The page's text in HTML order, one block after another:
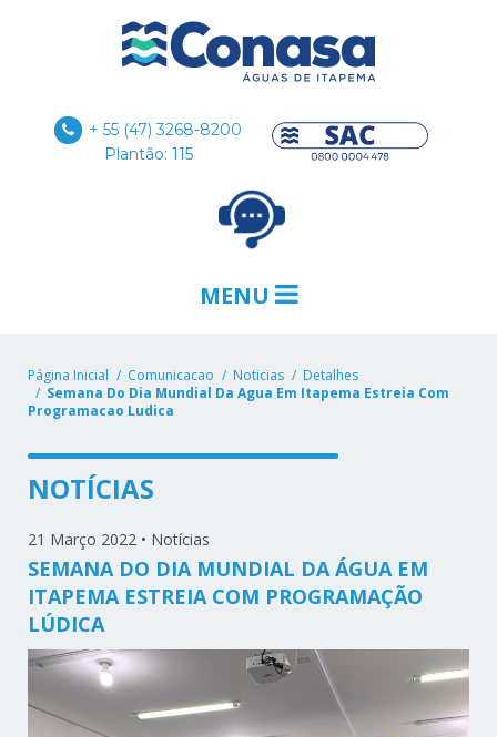
+ 55 (47) 3268-8200
Plantão: 115
MENU
Página Inicial Comunicacao Noticias
Detalhes
Semana Do Dia Mundial Da Agua Em Itapema Estreia Com
Programacao Ludica
NOTÍCIAS
21 Março 2022 • Notícias
SEMANA DO DIA MUNDIAL DA ÁGUA EM
ITAPEMA ESTREIA COM PROGRAMAÇÃO
LÚDICA